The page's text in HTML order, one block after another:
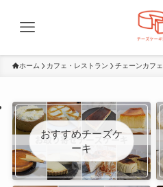
ホーム カフェ・レストラン チェーンカフェ
おすすめチーズケ
ーキ